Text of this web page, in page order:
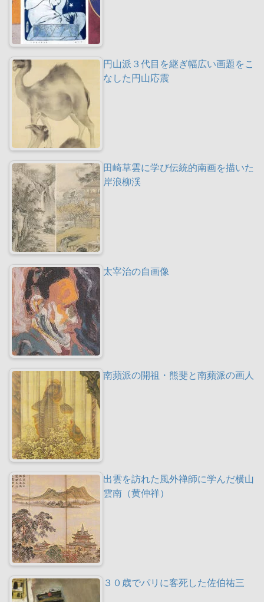
円山派３代目を継ぎ幅広い画題をこ
なした円山応震
田崎草雲に学び伝統的南画を描いた
岸浪柳渓
太宰治の自画像
南蘋派の開祖・熊斐と南蘋派の画人
出雲を訪れた風外禅師に学んだ横山
雲南（黄仲祥）
３０歳でパリに客死した佐伯祐三